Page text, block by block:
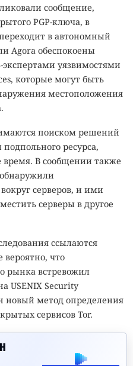
сообщение,
PGP-ключа, в
в автономный
Agora обеспокоены
уязвимостями
которые могут быть
местоположения
поиском решений
ресурса,
время. В сообщении также
серверов, и ими
серверы в другое
ссылаются
вероятно, что
рынка встревожил
USENIX Security
новый метод определения
сервисов Tor.